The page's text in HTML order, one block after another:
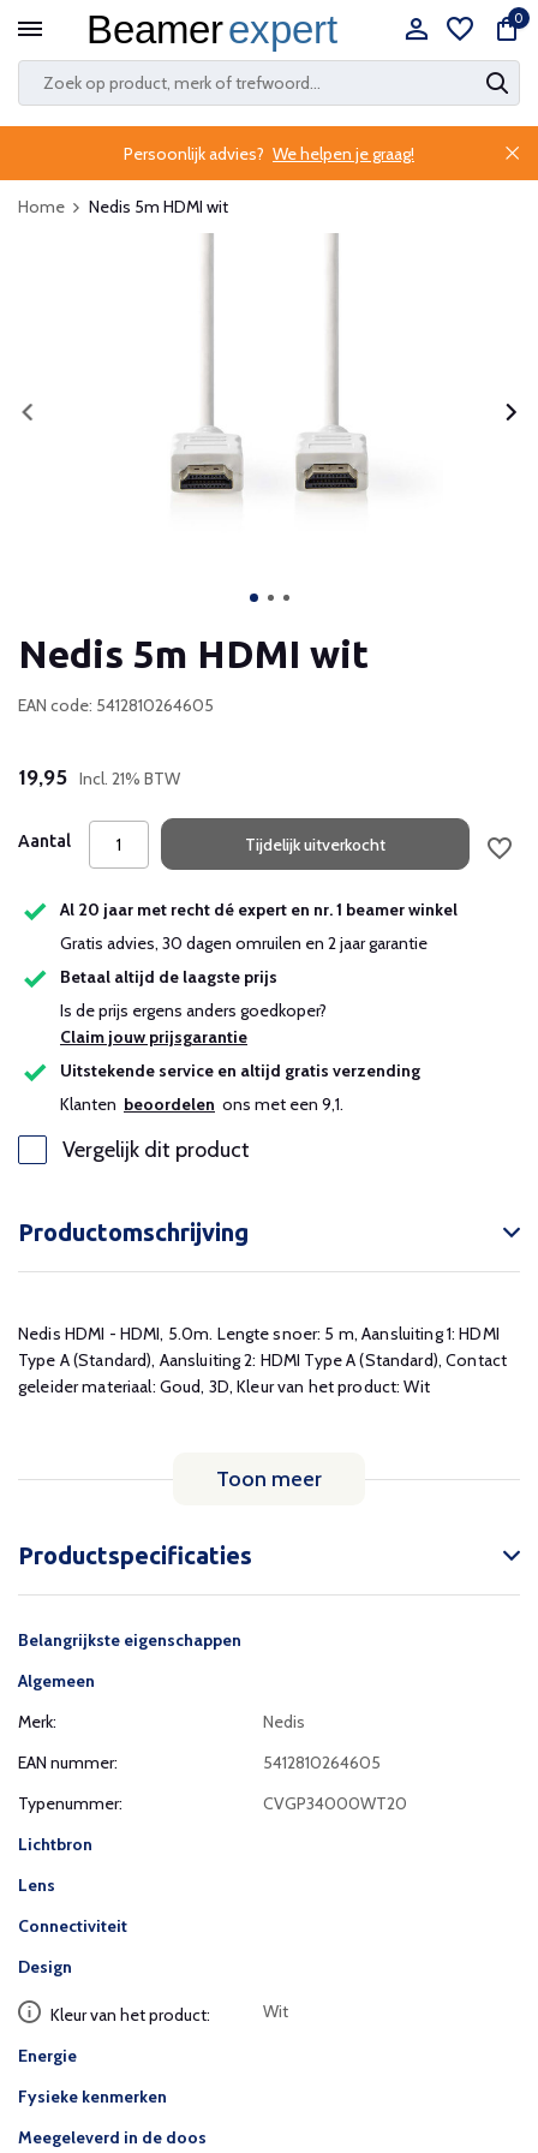
0
Persoonlijk advies? We helpen je graag!
Home Nedis 5m HDMI wit
Nedis 5m HDMI wit
EAN code: 5412810264605
19,95 Incl. 21% BTW
Aantal Tijdelijk uitverkocht
Al 20 jaar met recht dé expert en nr. 1 beamer winkel
Gratis advies, 30 dagen omruilen en 2 jaar garantie
Betaal altijd de laagste prijs
Is de prijs ergens anders goedkoper?
Claim jouw prijsgarantie
Uitstekende service en altijd gratis verzending
Klanten beoordelen ons met een 9,1.
Vergelijk dit product
Productomschrijving
Nedis HDMI - HDMI, 5.0m. Lengte snoer: 5 m, Aansluiting 1: HDMI
Type A (Standard), Aansluiting 2: HDMI Type A (Standard), Contact
geleider materiaal: Goud, 3D, Kleur van het product: Wit
Toon meer
Productspecificaties
Belangrijkste eigenschappen
Algemeen
Merk:
Nedis
EAN nummer:
5412810264605
Typenummer:
CVGP34000WT20
Lichtbron
Lens
Connectiviteit
Design
Kleur van het product: Wit
Energie
Fysieke kenmerken
Meegeleverd in de doos